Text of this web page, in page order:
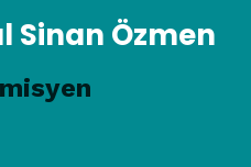
Sinan Özmen